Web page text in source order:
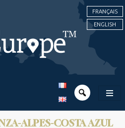
FRANÇAIS
ENGLISH
ALPES-COSTA AZUL